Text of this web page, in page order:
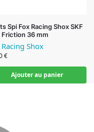
Spi Fox Racing Shox SKF
Friction 36 mm
Shox
€
Ajouter au panier